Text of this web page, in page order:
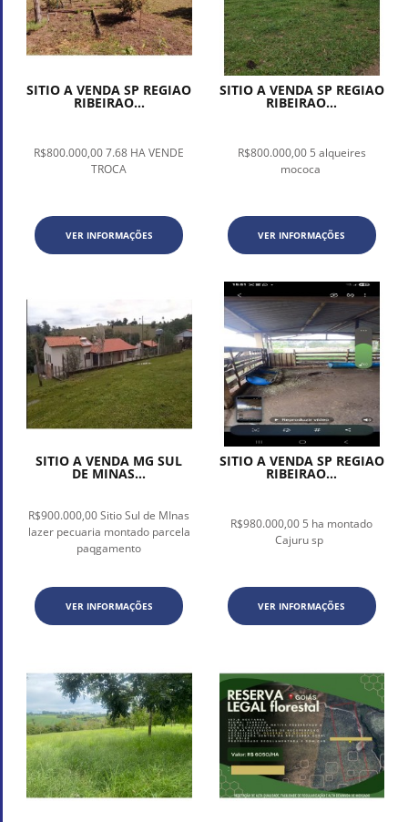
SITIO A VENDA SP REGIAO
RIBEIRAO...
R$800.000,00 7.68 HA VENDE
TROCA
VER INFORMAÇÕES
SITIO A VENDA SP REGIAO
RIBEIRAO...
R$800.000,00 5 alqueires
mococa
VER INFORMAÇÕES
SITIO A VENDA MG SUL
DE MINAS...
R$900.000,00 Sitio Sul de MInas
lazer pecuaria montado parcela
paqgamento
VER INFORMAÇÕES
SITIO A VENDA SP REGIAO
RIBEIRAO...
R$980.000,00 5 ha montado
Cajuru sp
VER INFORMAÇÕES